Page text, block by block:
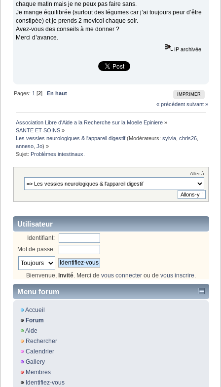
chaque matin mais je ne peux pas faire sans.
Je mange équilibrée (surtout des légumes car j’ai toujours peur d’être
constipée) et je prends 2 movicol chaque soir.
Avez-vous des conseils à me donner ?
Merci d’avance.
IP archivée
IMPRIMER
Pages: 1 [2]
En haut
« précédent suivant »
Association Libre d'Aide a la Recherche sur la Moelle Epiniere »
SANTE ET SOINS »
Les vessies neurologiques & l'appareil digestif (Modérateurs:sylvia ,chris26
anneso ,Jo) »
Sujet: Problèmes intestinaux.
Aller à:
Utilisateur
Identifiant:
Mot de passe:
Bienvenue, Invité. Merci de vous connecter ou de vous inscrire.
Menu forum
Accueil
Forum
Aide
Rechercher
Calendrier
Gallery
Membres
Identifiez-vous